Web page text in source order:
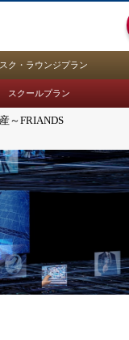
ク・ラウンジプラン
スクールプラン
～FRIANDS